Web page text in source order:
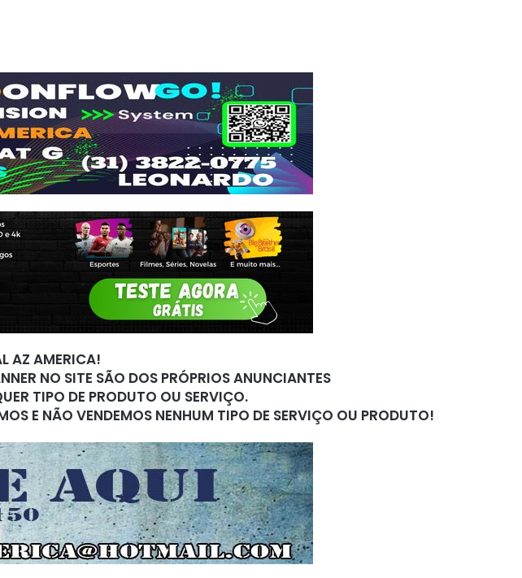
AZ AMERICA!
NO SITE SÃO DOS PRÓPRIOS ANUNCIANTES
TIPO DE PRODUTO OU SERVIÇO.
E NÃO VENDEMOS NENHUM TIPO DE SERVIÇO OU PRODUTO!